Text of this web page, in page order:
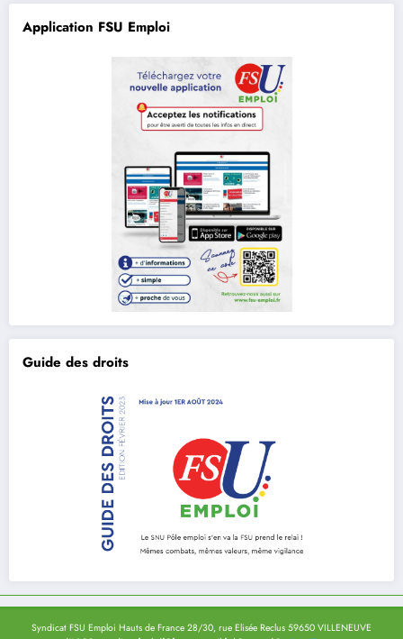
Application FSU Emploi
Guide des droits
Syndicat FSU Emploi Hauts de France 28/30, rue Elisée Reclus 59650 VILLENEUVE